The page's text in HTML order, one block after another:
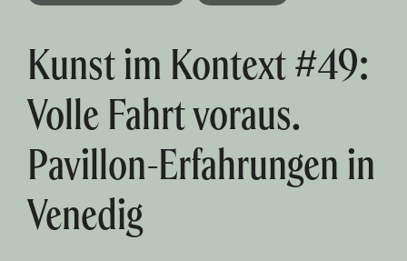
Kunst im Kontext #49:
Volle Fahrt voraus.
Pavillon-Erfahrungen in
Venedig